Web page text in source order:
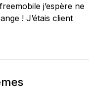
j’espère ne
! J’étais client